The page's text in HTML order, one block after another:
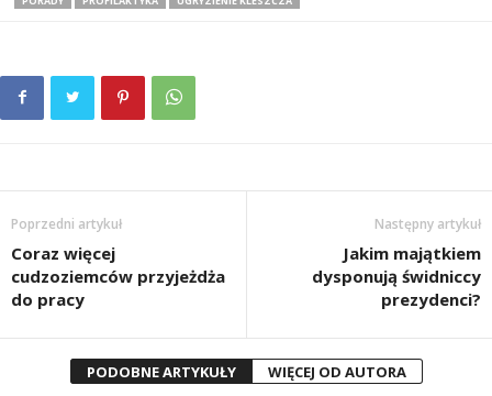
Poprzedni artykuł
Coraz więcej
cudzoziemców przyjeżdża
do pracy
Następny artykuł
Jakim majątkiem
dysponują świdniccy
prezydenci?
PODOBNE ARTYKUŁY WIĘCEJ OD AUTORA